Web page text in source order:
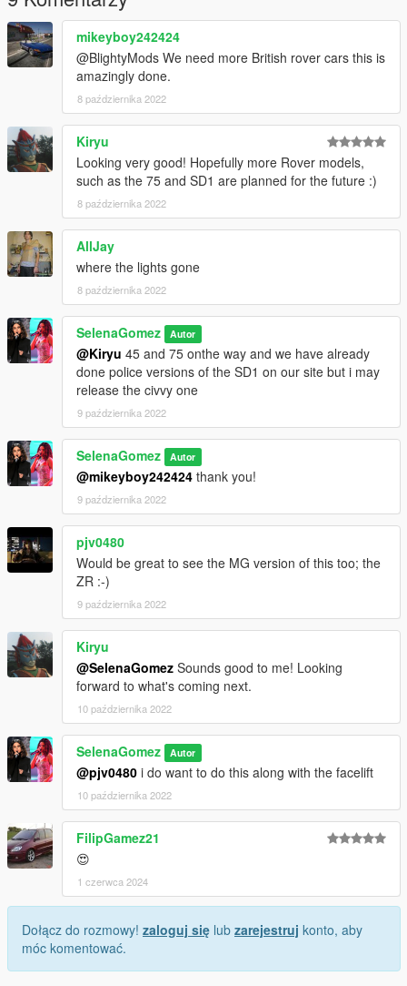
mikeyboy242424
@BlightyMods We need more British rover cars this is
amazingly done.
8 października 2022
Kiryu
Looking very good! Hopefully more Rover models,
such as the 75 and SD1 are planned for the future :)
8 października 2022
AllJay
where the lights gone
8 października 2022
SelenaGomez Autor
@Kiryu 45 and 75 onthe way and we have already
done police versions of the SD1 on our site but i may
release the civvy one
9 października 2022
SelenaGomez Autor
@mikeyboy242424 thank you!
9 października 2022
pjv0480
Would be great to see the MG version of this too; the
ZR :-)
9 października 2022
Kiryu
@SelenaGomez Sounds good to me! Looking
forward to what's coming next.
10 października 2022
SelenaGomez Autor
@pjv0480 i do want to do this along with the facelift
10 października 2022
FilipGamez21
😍
1 czerwca 2024
Dołącz do rozmowy! zaloguj się lub zarejestruj konto, aby
móc komentować.